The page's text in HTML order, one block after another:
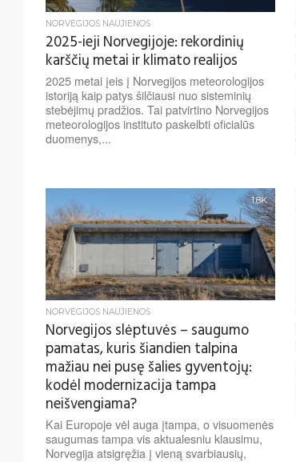
NORVEGIJOS NAUJIENOS
2025-ieji Norvegijoje: rekordinių
karščių metai ir klimato realijos
2025 metai įeis į Norvegijos meteorologijos
istoriją kaip patys šilčiausi nuo sisteminių
stebėjimų pradžios. Tai patvirtino Norvegijos
meteorologijos instituto paskelbti oficialūs
duomenys,...
1.8K
NORVEGIJOS NAUJIENOS
Norvegijos slėptuvės – saugumo
pamatas, kuris šiandien talpina
mažiau nei pusę šalies gyventojų:
kodėl modernizacija tampa
neišvengiama?
Kai Europoje vėl auga įtampa, o visuomenės
saugumas tampa vis aktualesniu klausimu,
Norvegija atsigręžia į vieną svarbiausių,